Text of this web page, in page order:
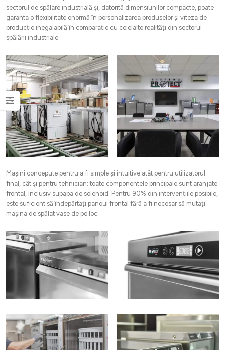
sectorul de spălare industrială și, datorită dimensiunilor compacte, poate
garanta o flexibilitate enormă în personalizarea produselor și viteza de
producție inegalabilă în comparație cu celelalte realități din sectorul
spălării industriale.
Mașini concepute pentru a fi simple și intuitive atât pentru utilizatorul
final, cât și pentru tehnician: toate componentele principale sunt aranjate
frontal, inclusiv supapa de solenoid. Pentru 90% din intervențiile posibile,
este suficient să îndepărtați panoul frontal fără a fi necesar să mutați
mașina de spălat vase de pe loc.